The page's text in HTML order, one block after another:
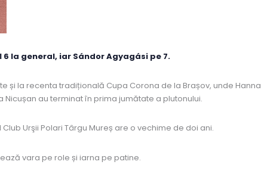
la general, iar Sándor Agyagási pe 7.
și la recenta tradițională Cupa Corona de la Brașov, unde Hanna
Nicușan au terminat în prima jumătate a plutonului.
Urşii Polari Târgu Mureș are o vechime de doi ani.
vara pe role și iarna pe patine.